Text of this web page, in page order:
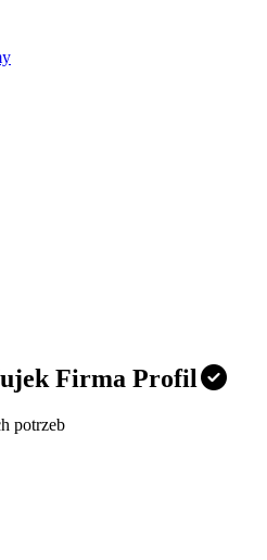
Firma Profil
potrzeb